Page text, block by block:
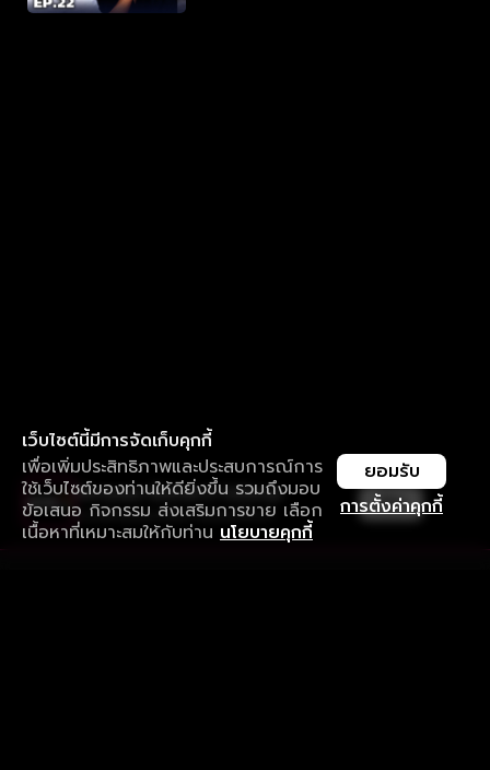
เว็บไซต์นี้มีการจัดเก็บคุกกี้
เพื่อเพิ่มประสิทธิภาพและประสบการณ์การ
ใช้เว็บไซต์ของท่านให้ดียิ่งขึ้น รวมถึงมอบ
ข้อเสนอ กิจกรรม ส่งเสริมการขาย เลือก
เนื้อหาที่เหมาะสมให้กับท่าน นโยบายคุกกี้
การตั้งค่าคุกกี้
ยอมรับ
ใช้งานแอป ลื่นไหลกว่า ไม่มีสะดุด
ดาวน์โหลดแอปเพื่อการรับชมที่ดีกว่า เปิด